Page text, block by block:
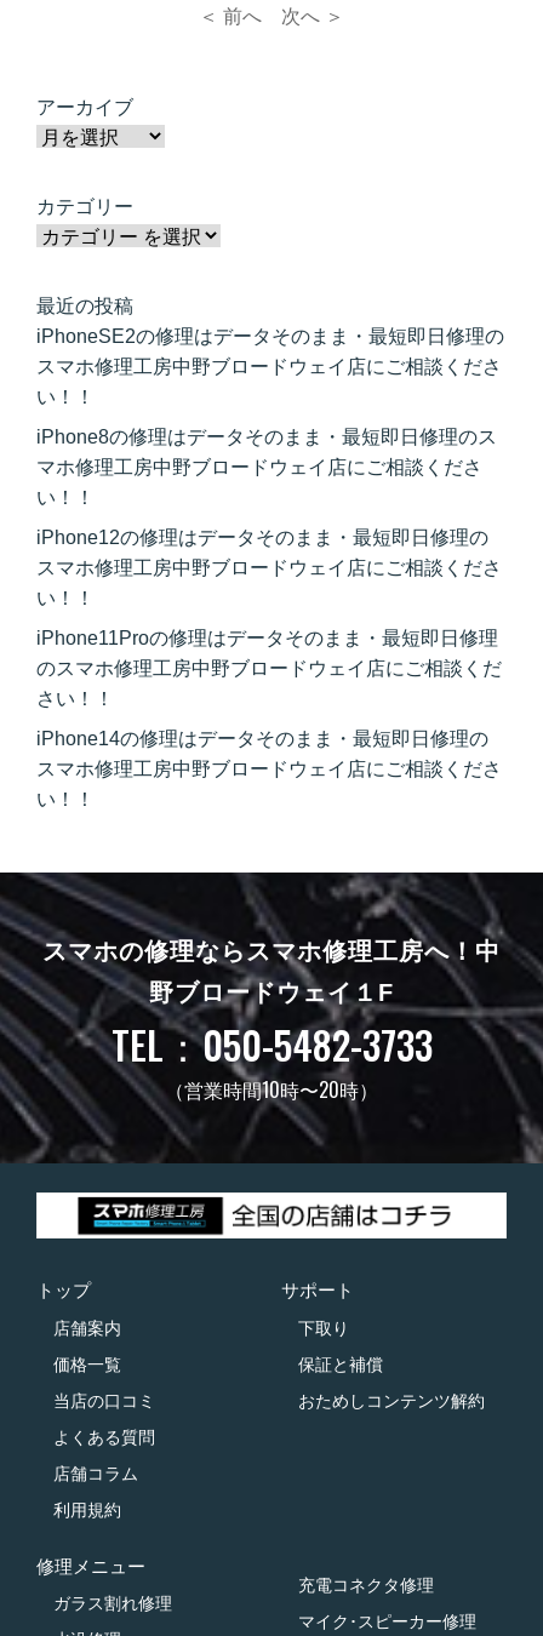
＜ 前へ 次へ ＞
アーカイブ
カテゴリー
最近の投稿
iPhoneSE2の修理はデータそのまま・最短即日修理の
スマホ修理工房中野ブロードウェイ店にご相談くださ
い！！
iPhone8の修理はデータそのまま・最短即日修理のス
マホ修理工房中野ブロードウェイ店にご相談くださ
い！！
iPhone12の修理はデータそのまま・最短即日修理の
スマホ修理工房中野ブロードウェイ店にご相談くださ
い！！
iPhone11Proの修理はデータそのまま・最短即日修理
のスマホ修理工房中野ブロードウェイ店にご相談くだ
さい！！
iPhone14の修理はデータそのまま・最短即日修理の
スマホ修理工房中野ブロードウェイ店にご相談くださ
い！！
スマホの修理ならスマホ修理工房へ！ 中
野ブロードウェイ１F
TEL：050-5482-3733
（営業時間10時〜20時）
トップ
店舗案内
価格一覧
当店の口コミ
よくある質問
店舗コラム
利用規約
サポート
下取り
保証と補償
おためしコンテンツ解約
修理メニュー
ガラス割れ修理
充電コネクタ修理
マイク･スピーカー修理